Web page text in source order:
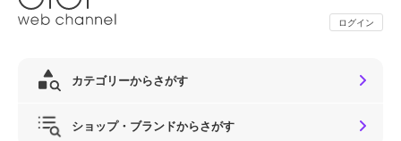
ログイン
カテゴリーからさがす
ショップ・ブランドからさがす